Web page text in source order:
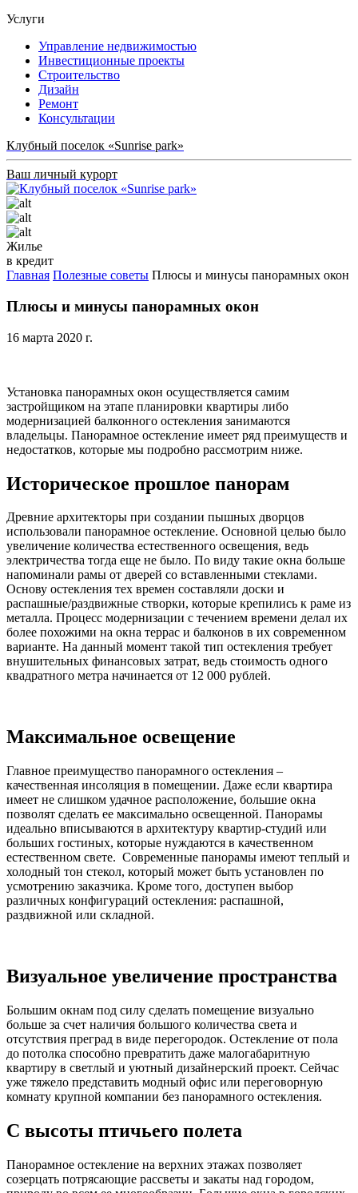
Услуги
Управление недвижимостью
Инвестиционные проекты
Строительство
Дизайн
Ремонт
Консультации
Клубный поселок «Sunrise park»
Ваш личный курорт
Жилье
в кредит
Главная Полезные советы Плюсы и минусы панорамных окон
Плюсы и минусы панорамных окон
16 марта 2020 г.
Установка панорамных окон осуществляется самим
застройщиком на этапе планировки квартиры либо
модернизацией балконного остекления занимаются
владельцы. Панорамное остекление имеет ряд преимуществ и
недостатков, которые мы подробно рассмотрим ниже.
Историческое прошлое панорам
Древние архитекторы при создании пышных дворцов
использовали панорамное остекление. Основной целью было
увеличение количества естественного освещения, ведь
электричества тогда еще не было. По виду такие окна больше
напоминали рамы от дверей со вставленными стеклами.
Основу остекления тех времен составляли доски и
распашные/раздвижные створки, которые крепились к раме из
металла. Процесс модернизации с течением времени делал их
более похожими на окна террас и балконов в их современном
варианте. На данный момент такой тип остекления требует
внушительных финансовых затрат, ведь стоимость одного
квадратного метра начинается от 12 000 рублей.
Максимальное освещение
Главное преимущество панорамного остекления –
качественная инсоляция в помещении. Даже если квартира
имеет не слишком удачное расположение, большие окна
позволят сделать ее максимально освещенной. Панорамы
идеально вписываются в архитектуру квартир-студий или
больших гостиных, которые нуждаются в качественном
естественном свете. Современные панорамы имеют теплый и
холодный тон стекол, который может быть установлен по
усмотрению заказчика. Кроме того, доступен выбор
различных конфигураций остекления: распашной,
раздвижной или складной.
Визуальное увеличение пространства
Большим окнам под силу сделать помещение визуально
больше за счет наличия большого количества света и
отсутствия преград в виде перегородок. Остекление от пола
до потолка способно превратить даже малогабаритную
квартиру в светлый и уютный дизайнерский проект. Сейчас
уже тяжело представить модный офис или переговорную
комнату крупной компании без панорамного остекления.
С высоты птичьего полета
Панорамное остекление на верхних этажах позволяет
созерцать потрясающие рассветы и закаты над городом,